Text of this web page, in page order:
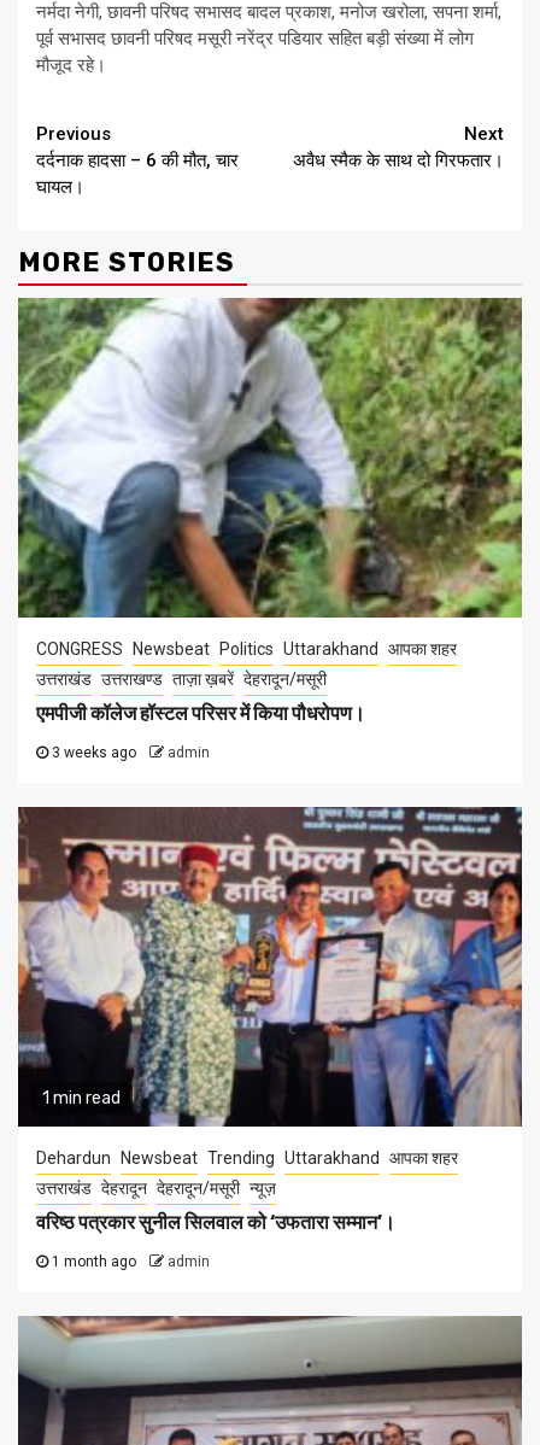
नर्मदा नेगी, छावनी परिषद सभासद बादल प्रकाश, मनोज खरोला, सपना शर्मा,
पूर्व सभासद छावनी परिषद मसूरी नरेंद्र पडियार सहित बड़ी संख्या में लोग
मौजूद रहे।
Continue
Reading
Previous
दर्दनाक हादसा – 6 की मौत, चार
घायल।
Next
अवैध स्मैक के साथ दो गिरफतार।
MORE STORIES
CONGRESS Newsbeat Politics Uttarakhand
आपका शहर
उत्तराखंड उत्तराखण्ड ताज़ा ख़बरें देहरादून/मसूरी
एमपीजी कॉलेज हॉस्टल परिसर में किया पौधरोपण।
3 weeks ago admin
1 min read
Dehardun Newsbeat Trending Uttarakhand
आपका शहर
उत्तराखंड देहरादून देहरादून/मसूरी न्यूज़
वरिष्ठ पत्रकार सुनील सिलवाल को ‘उफतारा सम्मान’।
1 month ago admin